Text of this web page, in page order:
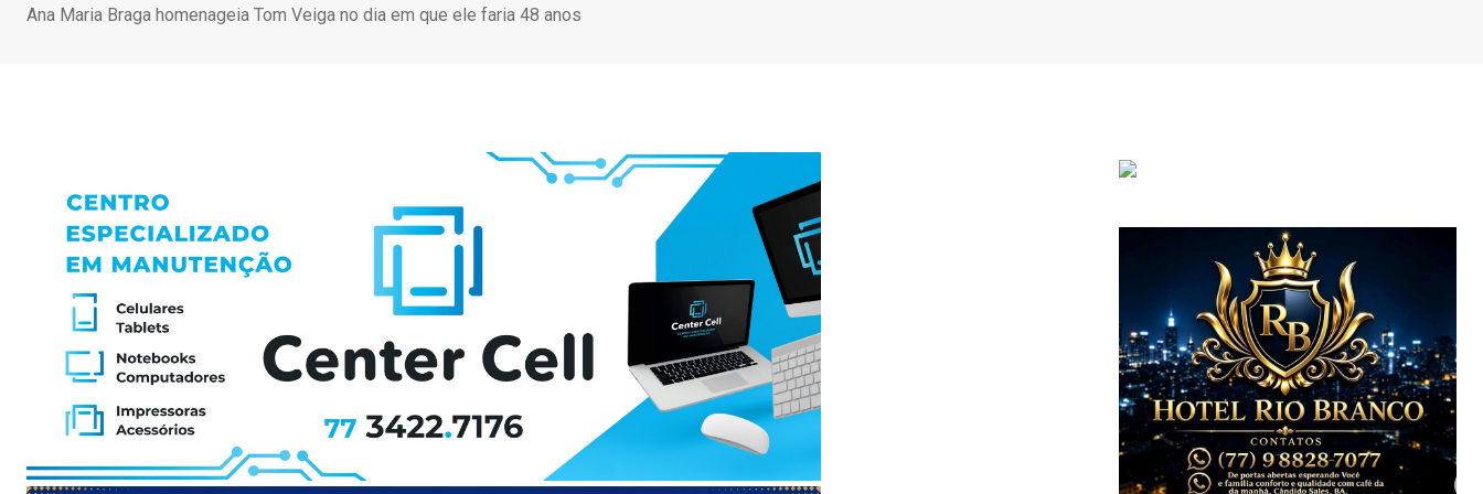
Ana Maria Braga homenageia Tom Veiga no dia em que ele faria 48 anos